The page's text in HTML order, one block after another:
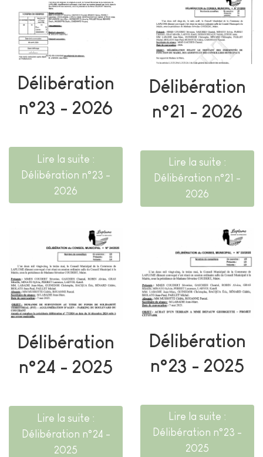
Délibération
n°23 - 2026
Lire la suite :
Délibération n°23 -
2026
Délibération
n°21 - 2026
Lire la suite :
Délibération n°21 -
2026
Délibération
n°24 - 2025
Lire la suite :
Délibération n°24 -
2025
Délibération
n°23 - 2025
Lire la suite :
Délibération n°23 -
2025